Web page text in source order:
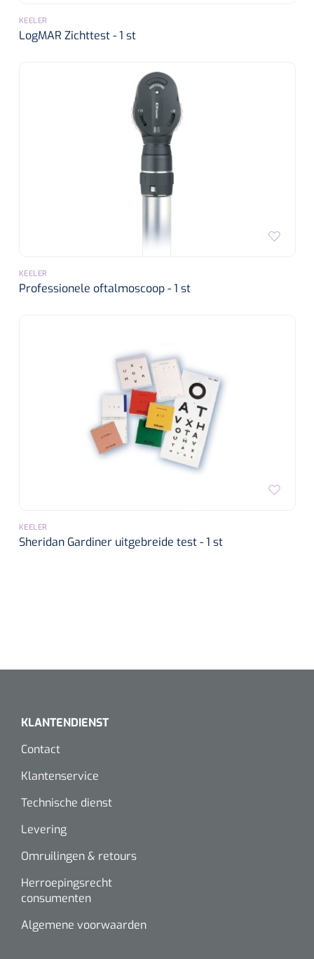
KEELER
LogMAR Zichttest - 1 st
KEELER
Professionele oftalmoscoop - 1 st
KEELER
Sheridan Gardiner uitgebreide test - 1 st
KLANTENDIENST
Contact
Klantenservice
Technische dienst
Levering
Omruilingen & retours
Herroepingsrecht
consumenten
Algemene voorwaarden